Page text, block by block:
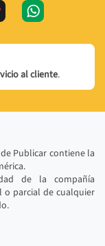
al cliente.
Publicar contiene la
de la compañía
o parcial de cualquier